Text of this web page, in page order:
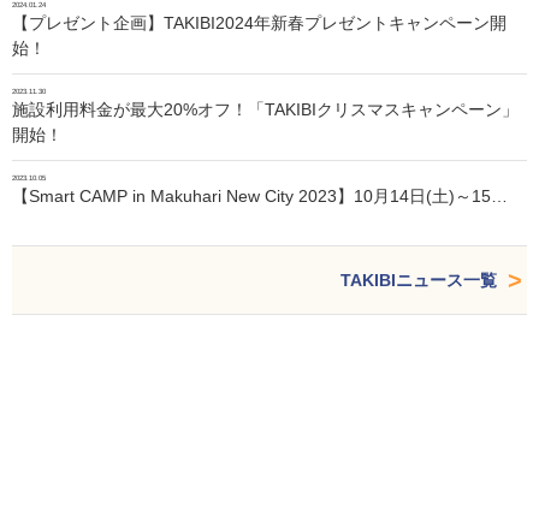
2024.01.24
【プレゼント企画】TAKIBI2024年新春プレゼントキャンペーン開
始！
2023.11.30
施設利用料金が最大20%オフ！「TAKIBIクリスマスキャンペーン」
開始！
2023.10.05
【Smart CAMP in Makuhari New City 2023】10月14日(土)～15…
TAKIBIニュース一覧